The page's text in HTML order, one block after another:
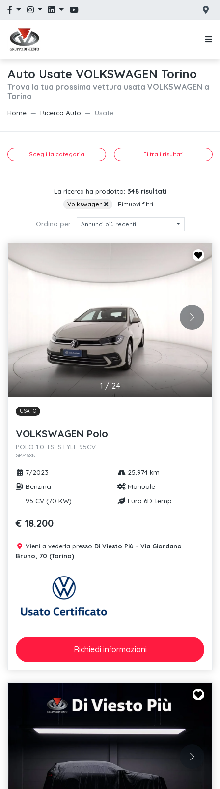
Auto Usate VOLKSWAGEN Torino
Trova la tua prossima vettura usata VOLKSWAGEN a
Torino
Home Ricerca Auto Usate
Scegli la categoria Filtra i risultati
La ricerca ha prodotto: 348 risultati
Volkswagen Rimuovi filtri
Ordina per Annunci più recenti
1 / 24
USATO
VOLKSWAGEN Polo
POLO 1.0 TSI STYLE 95CV
GP746XN
7/2023
25.974 km
Benzina
Manuale
95 CV (70 KW)
Euro 6D-temp
€ 18.200
Vieni a vederla presso Di Viesto Più - Via Giordano
Bruno, 70 (Torino)
Richiedi informazioni